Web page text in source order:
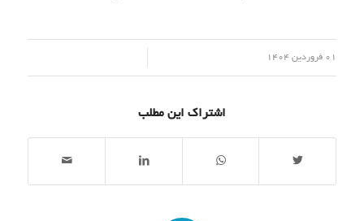
01 فروردین 1404
اشتراک این مطلب